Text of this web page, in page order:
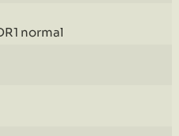
normal